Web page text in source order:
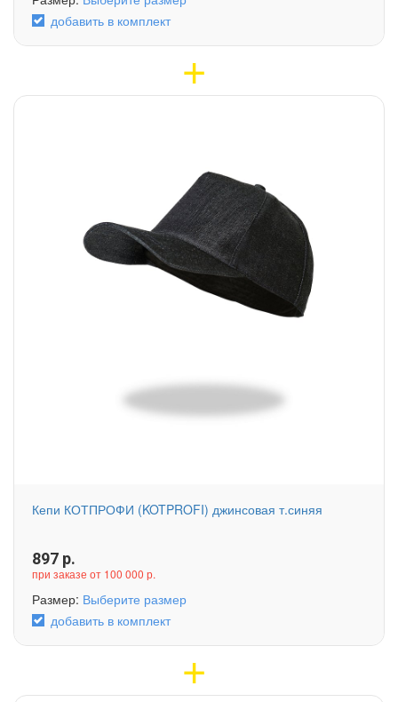
добавить в комплект
Кепи КОТПРОФИ (KOTPROFI) джинсовая т.синяя
897 р.
при заказе от 100 000 р.
Размер: Выберите размер
добавить в комплект